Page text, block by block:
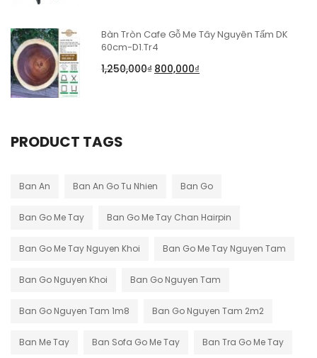
Bàn Tròn Cafe Gỗ Me Tây Nguyên Tấm DK
60cm-D1.Tr4
1,250,000₫ 800,000₫
PRODUCT TAGS
Ban An Ban An Go Tu Nhien Ban Go
Ban Go Me Tay Ban Go Me Tay Chan Hairpin
Ban Go Me Tay Nguyen Khoi Ban Go Me Tay Nguyen Tam
Ban Go Nguyen Khoi Ban Go Nguyen Tam
Ban Go Nguyen Tam 1m8 Ban Go Nguyen Tam 2m2
Ban Me Tay Ban Sofa Go Me Tay Ban Tra Go Me Tay